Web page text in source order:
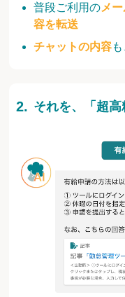
普段ご利用のメ
容を転送
チャットの内容も
それを、「超